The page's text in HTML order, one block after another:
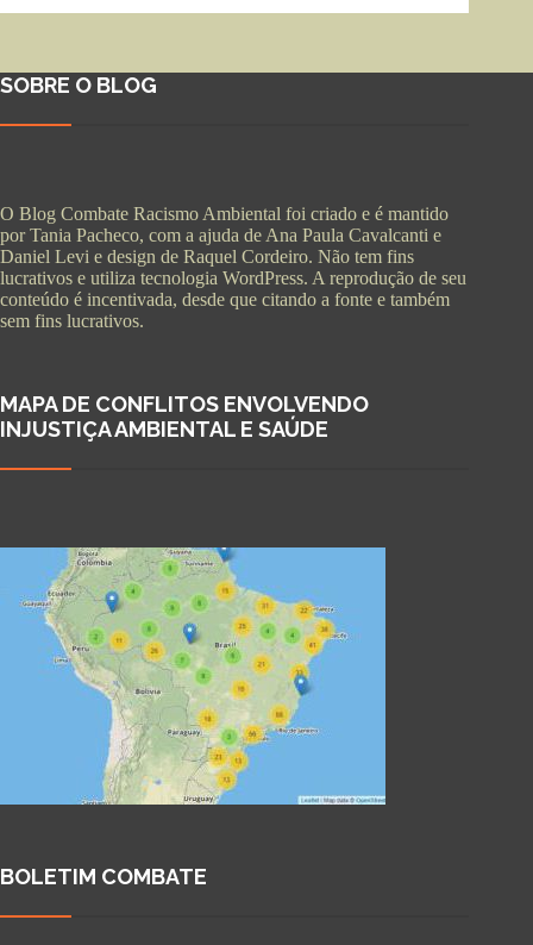
SOBRE O BLOG
O Blog Combate Racismo Ambiental foi criado e é mantido
por Tania Pacheco, com a ajuda de Ana Paula Cavalcanti e
Daniel Levi e design de Raquel Cordeiro. Não tem fins
lucrativos e utiliza tecnologia WordPress. A reprodução de seu
conteúdo é incentivada, desde que citando a fonte e também
sem fins lucrativos.
MAPA DE CONFLITOS ENVOLVENDO
INJUSTIÇA AMBIENTAL E SAÚDE
BOLETIM COMBATE